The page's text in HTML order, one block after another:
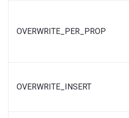
OVERWRITE_PER_PROP
OVERWRITE_INSERT